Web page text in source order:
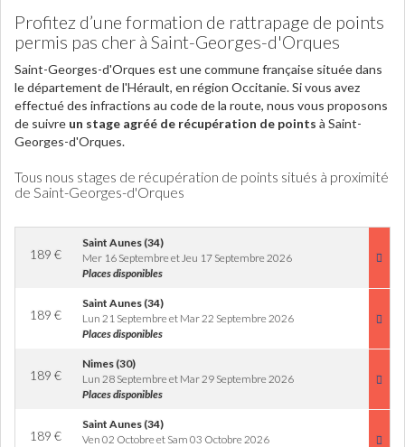
Profitez d’une formation de rattrapage de points
permis pas cher à Saint-Georges-d'Orques
Saint-Georges-d'Orques est une commune française située dans
le département de l'Hérault, en région Occitanie. Si vous avez
effectué des infractions au code de la route, nous vous proposons
de suivre un stage agréé de récupération de points à Saint-
Georges-d'Orques.
Tous nous stages de récupération de points situés à proximité
de Saint-Georges-d'Orques
189 €
Saint Aunes (34)
Mer 16 Septembre et Jeu 17 Septembre 2026
Places disponibles
189 €
Saint Aunes (34)
Lun 21 Septembre et Mar 22 Septembre 2026
Places disponibles
189 €
Nimes (30)
Lun 28 Septembre et Mar 29 Septembre 2026
Places disponibles
189 €
Saint Aunes (34)
Ven 02 Octobre et Sam 03 Octobre 2026